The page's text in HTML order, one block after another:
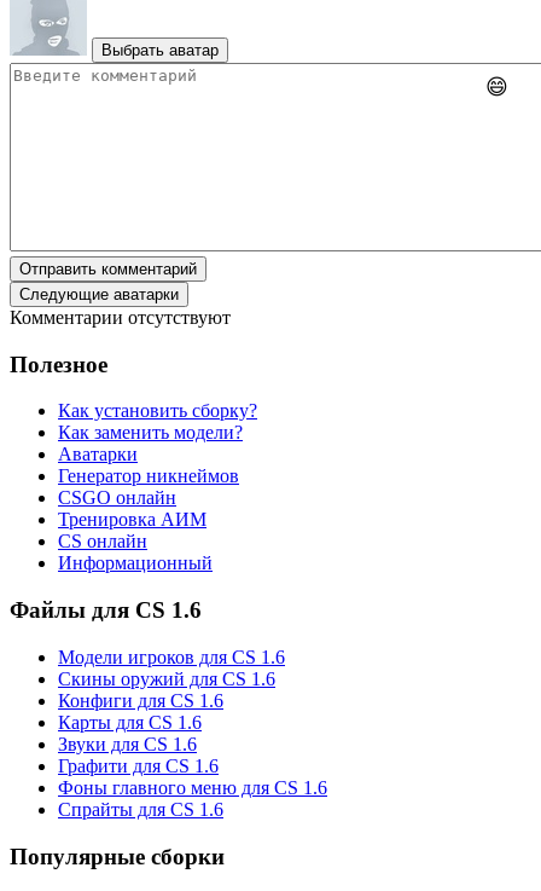
Выбрать аватар
😄
Отправить комментарий
Следующие аватарки
Комментарии отсутствуют
Полезное
Как установить сборку?
Как заменить модели?
Аватарки
Генератор никнеймов
CSGO онлайн
Тренировка АИМ
CS онлайн
Информационный
Файлы для CS 1.6
Модели игроков для CS 1.6
Скины оружий для CS 1.6
Конфиги для CS 1.6
Карты для CS 1.6
Звуки для CS 1.6
Графити для CS 1.6
Фоны главного меню для CS 1.6
Спрайты для CS 1.6
Популярные сборки